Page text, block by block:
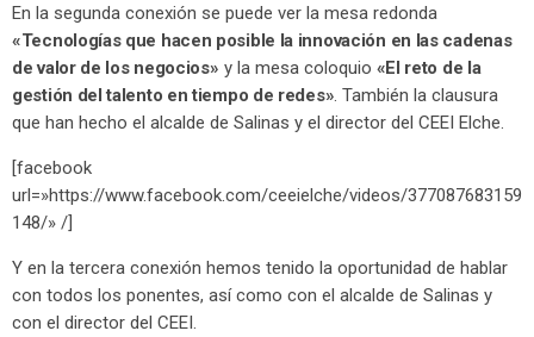
En la segunda conexión se puede ver la mesa redonda
«Tecnologías que hacen posible la innovación en las cadenas
de valor de los negocios» y la mesa coloquio «El reto de la
gestión del talento en tiempo de redes» . También la clausura
que han hecho el alcalde de Salinas y el director del CEEI Elche.
[facebook
url=»https://www.facebook.com/ceeielche/videos/377087683159
148/» /]
Y en la tercera conexión hemos tenido la oportunidad de hablar
con todos los ponentes, así como con el alcalde de Salinas y
con el director del CEEI.